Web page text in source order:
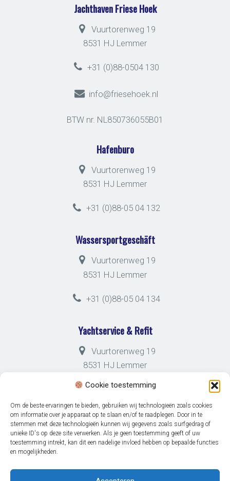
Cookie toestemming
Om de beste ervaringen te bieden, gebruiken wij technologieën zoals cookies
om informatie over je apparaat op te slaan en/of te raadplegen. Door in te
stemmen met deze technologieën kunnen wij gegevens zoals surfgedrag of
unieke ID's op deze site verwerken. Als je geen toestemming geeft of uw
toestemming intrekt, kan dit een nadelige invloed hebben op bepaalde functies
en mogelijkheden.
Jachthaven Friese Hoek
Vuurtorenweg 19
8531 HJ Lemmer
+31 (0)88-0504 130
info@friesehoek.nl
BTW nr. NL850736055B01
Hafenburo
Vuurtorenweg 19
8531 HJ Lemmer
+31 (0)88-05 04 132
Wassersportgeschäft
Vuurtorenweg 19
8531 HJ Lemmer
+31 (0)88-05 04 134
Yachtservice & Refit
Vuurtorenweg 19
8531 HJ Lemmer
+31 (0)88-05 04 133
© 2026 Jachthaven Friese Hoek -
Privacybeleid
Volg ons op: